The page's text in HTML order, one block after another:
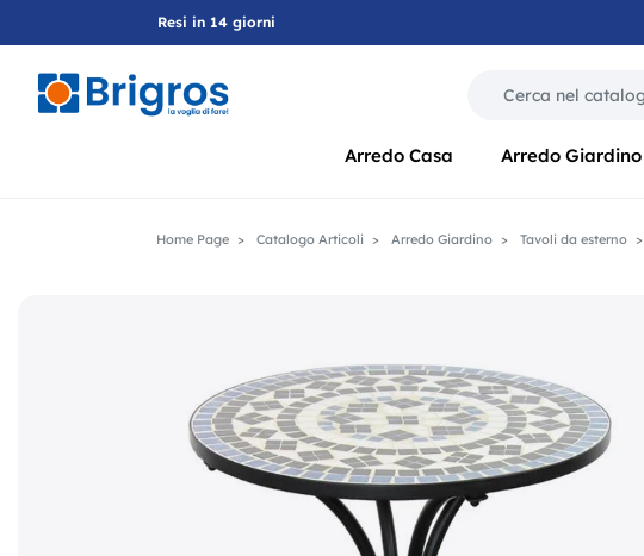
Resi in 14 giorni
Arredo Casa Arredo Giardino
Home Page Catalogo Articoli Arredo Giardino Tavoli da esterno